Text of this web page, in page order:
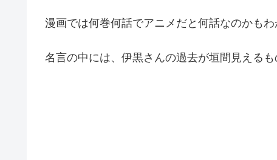
漫画では何巻何話でアニメだと何話なのかもわ
名言の中には、伊黒さんの過去が垣間見えるも